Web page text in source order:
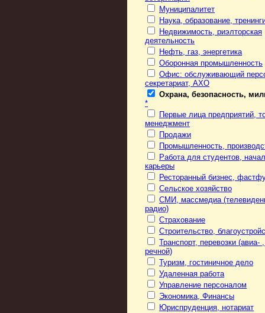
Муниципалитет
Наука, образование,
Недвижимость, риэлторская
деятельность
Нефть, газ, энергетика
Оборонная промышленность
Офис: обслуживающий
секретариат, АХО
Охрана, безопасность,
*
Первые лица предприятий,
менеджмент
Продажи
Промышленность,
Работа для студентов,
карьеры
Ресторанный бизнес,
Сельское хозяйство
СМИ, массмедиа
радио)
Страхование
Строительство,
Транспорт, перевозки (авиа-
речной)
Туризм, гостиничное дело
Удаленная работа
Управление персоналом
Экономика, Финансы
Юриспруденция, нотариат